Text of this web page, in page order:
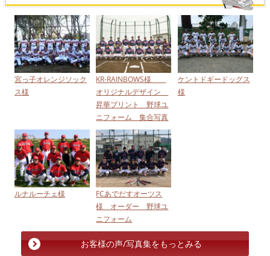
宮っ子オレンジソック
ス様
KR-RAINBOWS様
オリジナルデザイン
昇華プリント 野球ユ
ニフォーム 集合写真
ケントドギードッグス
様
ルナルーチェ様
FCあでだすオーツス
様 オーダー 野球ユ
ニフォーム
お客様の声/写真集をもっとみる